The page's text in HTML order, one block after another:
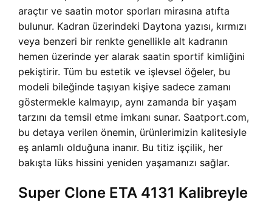
araçtır ve saatin motor sporları mirasına atıfta
bulunur. Kadran üzerindeki Daytona yazısı, kırmızı
veya benzeri bir renkte genellikle alt kadranın
hemen üzerinde yer alarak saatin sportif kimliğini
pekiştirir. Tüm bu estetik ve işlevsel öğeler, bu
modeli bileğinde taşıyan kişiye sadece zamanı
göstermekle kalmayıp, aynı zamanda bir yaşam
tarzını da temsil etme imkanı sunar. Saatport.com,
bu detaya verilen önemin, ürünlerimizin kalitesiyle
eş anlamlı olduğuna inanır. Bu titiz işçilik, her
bakışta lüks hissini yeniden yaşamanızı sağlar.
Super Clone ETA 4131 Kalibreyle